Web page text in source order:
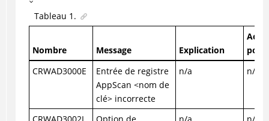
Tableau 1 .
Nombre Message Explication
CRWAD3000E
Entrée de registre
AppScan <nom de
clé> incorrecte
n/a n/a